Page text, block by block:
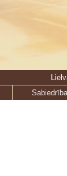
Sabiedrība